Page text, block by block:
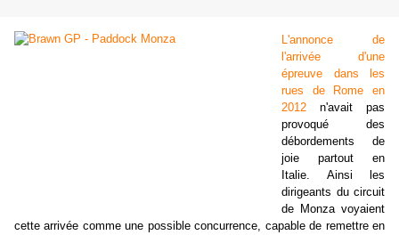
L'annonce de
l'arrivée d'une
épreuve dans les
rues de Rome en
2012 n'avait pas
provoqué des
débordements de
joie partout en
Italie. Ainsi les
dirigeants du circuit
de Monza voyaient
cette arrivée comme une possible concurrence, capable de remettre en